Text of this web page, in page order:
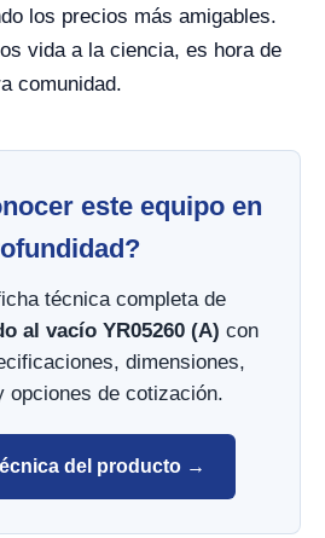
los precios más amigables.
vida a la ciencia, es hora de
comunidad.
este equipo en
técnica completa de
al vacío YR05260 (A) con
dimensiones,
opciones de cotización.
del producto →